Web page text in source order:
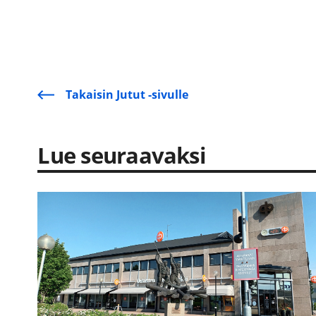
Takaisin Jutut -sivulle
Lue seuraavaksi